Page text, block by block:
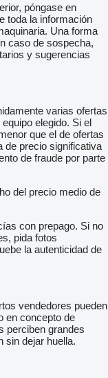
póngase en
toda la información
Una forma
caso de sospecha,
y sugerencias
varias ofertas
elegido. Si el
que el de ofertas
de precio significativa
de fraude por parte
del precio medio de
con prepago. Si no
pida fotos
la autenticidad de
vendedores pueden
en concepto de
perciben grandes
sin dejar huella.